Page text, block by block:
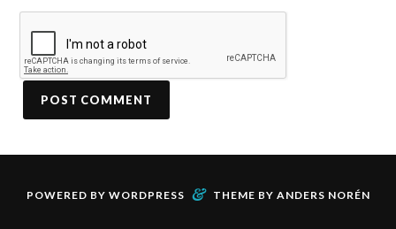
POWERED BY WORDPRESS & THEME BY ANDERS NORÉN